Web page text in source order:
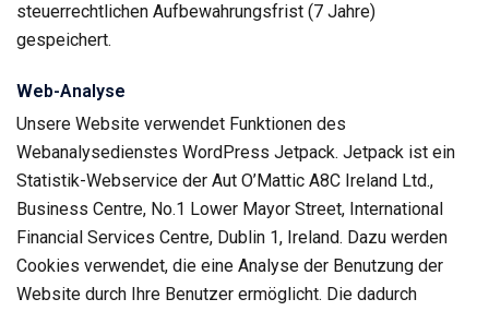
steuerrechtlichen Aufbewahrungsfrist (7 Jahre)
gespeichert.
Web-Analyse
Unsere Website verwendet Funktionen des
Webanalysedienstes WordPress Jetpack. Jetpack ist ein
Statistik-Webservice der Aut O’Mattic A8C Ireland Ltd.,
Business Centre, No.1 Lower Mayor Street, International
Financial Services Centre, Dublin 1, Ireland. Dazu werden
Cookies verwendet, die eine Analyse der Benutzung der
Website durch Ihre Benutzer ermöglicht. Die dadurch